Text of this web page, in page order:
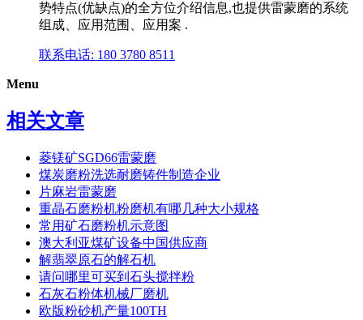
势特点(优缺点)的全方位介绍信息,也提供雷蒙磨的系统
组成、应用范围、应用案 .
联系电话: 180 3780 8511
Menu
相关文章
菱镁矿SGD66雷蒙磨
煤炭磨粉洗选耐磨铸件制造企业
片麻岩雷蒙磨
重晶石磨粉机粉磨机有哪几种大小规格
常用矿石磨粉机示意图
澳大利亚煤矿设备中国供应商
解翡翠原石的解石机
请问哪里可买到石头搅拌粉
石灰石粉体机械厂磨机
欧版粉砂机产量100TH